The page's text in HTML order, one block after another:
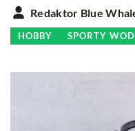
Redaktor Blue
HOBBY SPORTY